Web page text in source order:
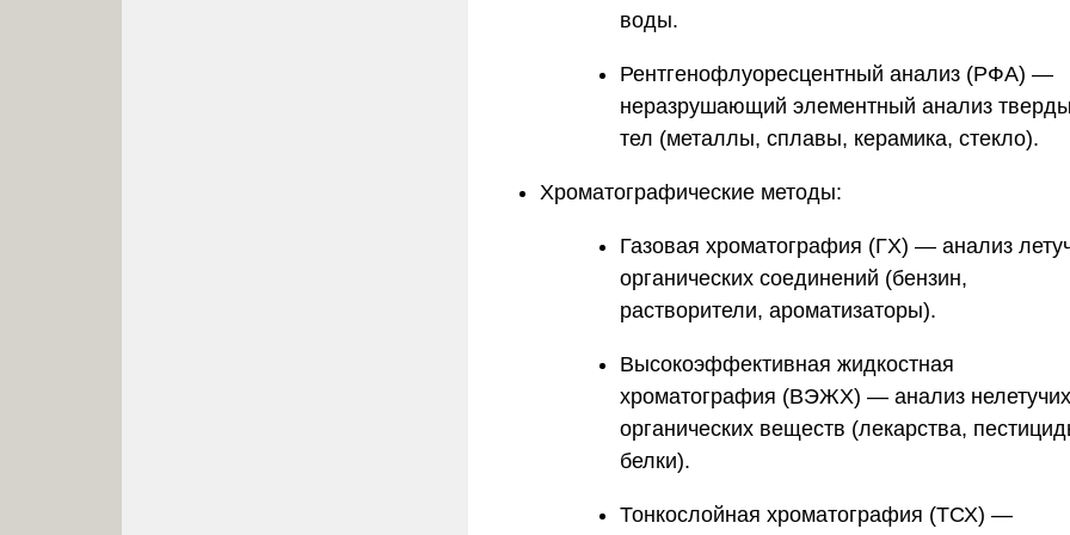
воды.
Рентгенофлуоресцентный анализ (РФА) —
неразрушающий элементный анализ
тел (металлы, сплавы, керамика, стекло).
Хроматографические методы:
Газовая хроматография (ГХ) — анализ
органических соединений (бензин,
растворители, ароматизаторы).
Высокоэффективная жидкостная
хроматография (ВЭЖХ) — анализ нелетучих
органических веществ (лекарства,
белки).
Тонкослойная хроматография (ТСХ) —